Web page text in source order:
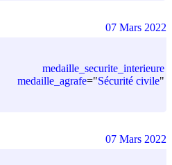
medaille_securite_interieure
medaille_agrafe="Sécurité civile"
07 Mars 2022
07 Mars 2022